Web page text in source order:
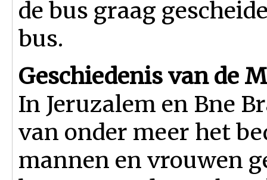
de bus graag
bus.
Geschiedenis van de
In Jeruzalem en Bne
van onder meer het
mannen en vrouwen